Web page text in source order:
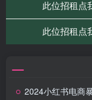
2024小红书电商暴